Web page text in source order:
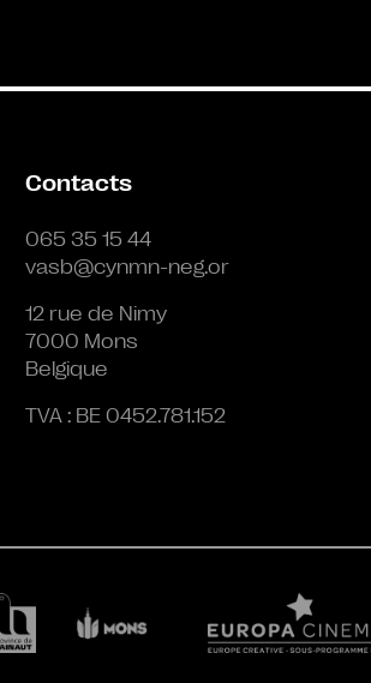
Contacts
065 35 15 44
vasb@cynmn-neg.or
12 rue de Nimy
7000 Mons
Belgique
TVA : BE 0452.781.152